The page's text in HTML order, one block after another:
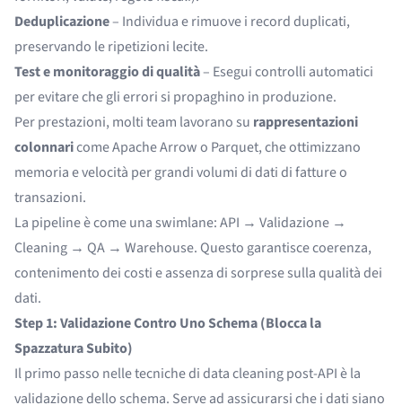
Deduplicazione– Individua e rimuove i record duplicati,
preservando le ripetizioni lecite.
Test e monitoraggio di qualità– Esegui controlli automatici
per evitare che gli errori si propaghino in produzione.
Per prestazioni, molti team lavorano su rappresentazioni
colonnaricome Apache Arrow o Parquet, che ottimizzano
memoria e velocità per grandi volumi di dati di fatture o
transazioni.
La pipeline è come una swimlane: API → Validazione →
Cleaning → QA → Warehouse. Questo garantisce coerenza,
contenimento dei costi e assenza di sorprese sulla qualità dei
dati.
Step 1: Validazione Contro Uno Schema (Blocca la
Spazzatura Subito)
Il primo passo nelle tecniche di data cleaning post-API è la
validazione dello schema. Serve ad assicurarsi che i dati siano